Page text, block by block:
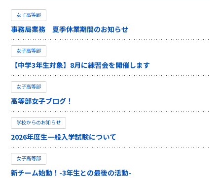
女子高等部
事務局業務 夏季休業期間のお知らせ
女子高等部
【中学3年生対象】8月に練習会を開催します
女子高等部
高等部女子ブログ！
学校からのお知らせ
2026年度生一般入学試験について
女子高等部
新チーム始動！-3年生との最後の活動-